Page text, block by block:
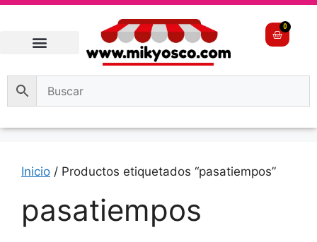
0
Inicio / Productos etiquetados “pasatiempos”
pasatiempos